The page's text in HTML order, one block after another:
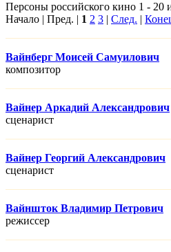
Персоны российского кино 1 - 20
Начало | Пред. | 1 2 3 | След. |
Вайнберг Моисей Самуилович
композитор
Вайнер Аркадий Александрович
сценарист
Вайнер Георгий Александрович
сценарист
Вайншток Владимир Петрович
режисcер